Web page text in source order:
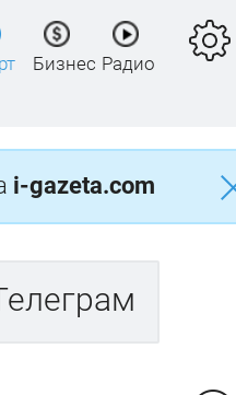
Радио
i-gazeta.com